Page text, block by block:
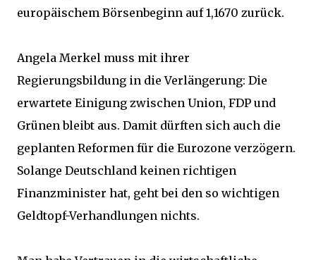
europäischem Börsenbeginn auf 1,1670 zurück.
Angela Merkel muss mit ihrer
Regierungsbildung in die Verlängerung: Die
erwartete Einigung zwischen Union, FDP und
Grünen bleibt aus. Damit dürften sich auch die
geplanten Reformen für die Eurozone verzögern.
Solange Deutschland keinen richtigen
Finanzminister hat, geht bei den so wichtigen
Geldtopf-Verhandlungen nichts.